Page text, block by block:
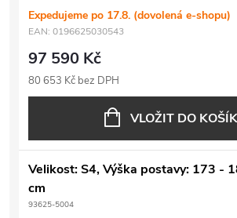
Expedujeme po 17.8. (dovolená e-shopu)
EAN: 0196625030543
97 590 Kč
80 653 Kč bez DPH
VLOŽIT DO
Velikost: S4, Výška postavy: 173 -
cm
93625-5004